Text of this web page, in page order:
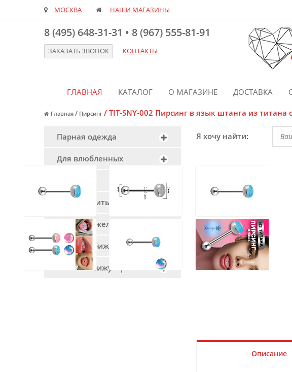
МОСКВА НАШИ МАГАЗИНЫ
8 (495) 648-31-31 • 8 (967) 555-81-91
ЗАКАЗАТЬ ЗВОНОК КОНТАКТЫ
ГЛАВНАЯ КАТАЛОГ О МАГАЗИНЕ ДОСТАВКА
Главная / Пирсинг /TIT-SNY-002 Пирсинг в язык штанга из титана
Парная одежда
Для влюбленных
Красная нить
Браслеты желаний
Мужская бижутерия
Женская бижутерия
Я хочу найти:
Описание